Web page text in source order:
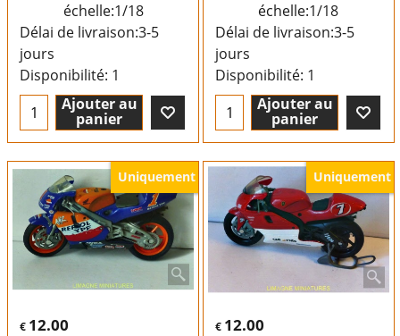
échelle:1/18
Délai de livraison:3-5
jours
Disponibilité: 1
Ajouter au
panier
échelle:1/18
Délai de livraison:3-5
jours
Disponibilité: 1
Ajouter au
panier
Uniquement
€ 12.00
Uniquement
€ 12.00